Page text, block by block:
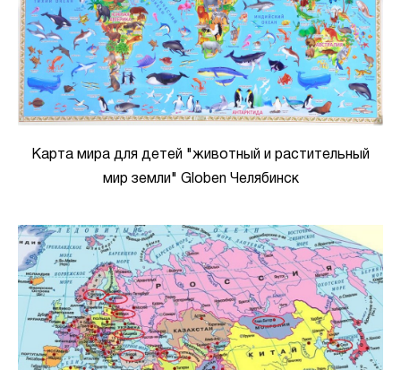
Карта мира для детей "животный и растительный
мир земли" Globen Челябинск